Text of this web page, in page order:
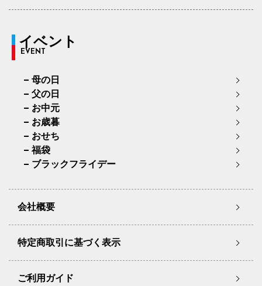
イベント
EVENT
母の日
父の日
お中元
お歳暮
おせち
福袋
ブラックフライデー
会社概要
特定商取引に基づく表示
ご利用ガイド